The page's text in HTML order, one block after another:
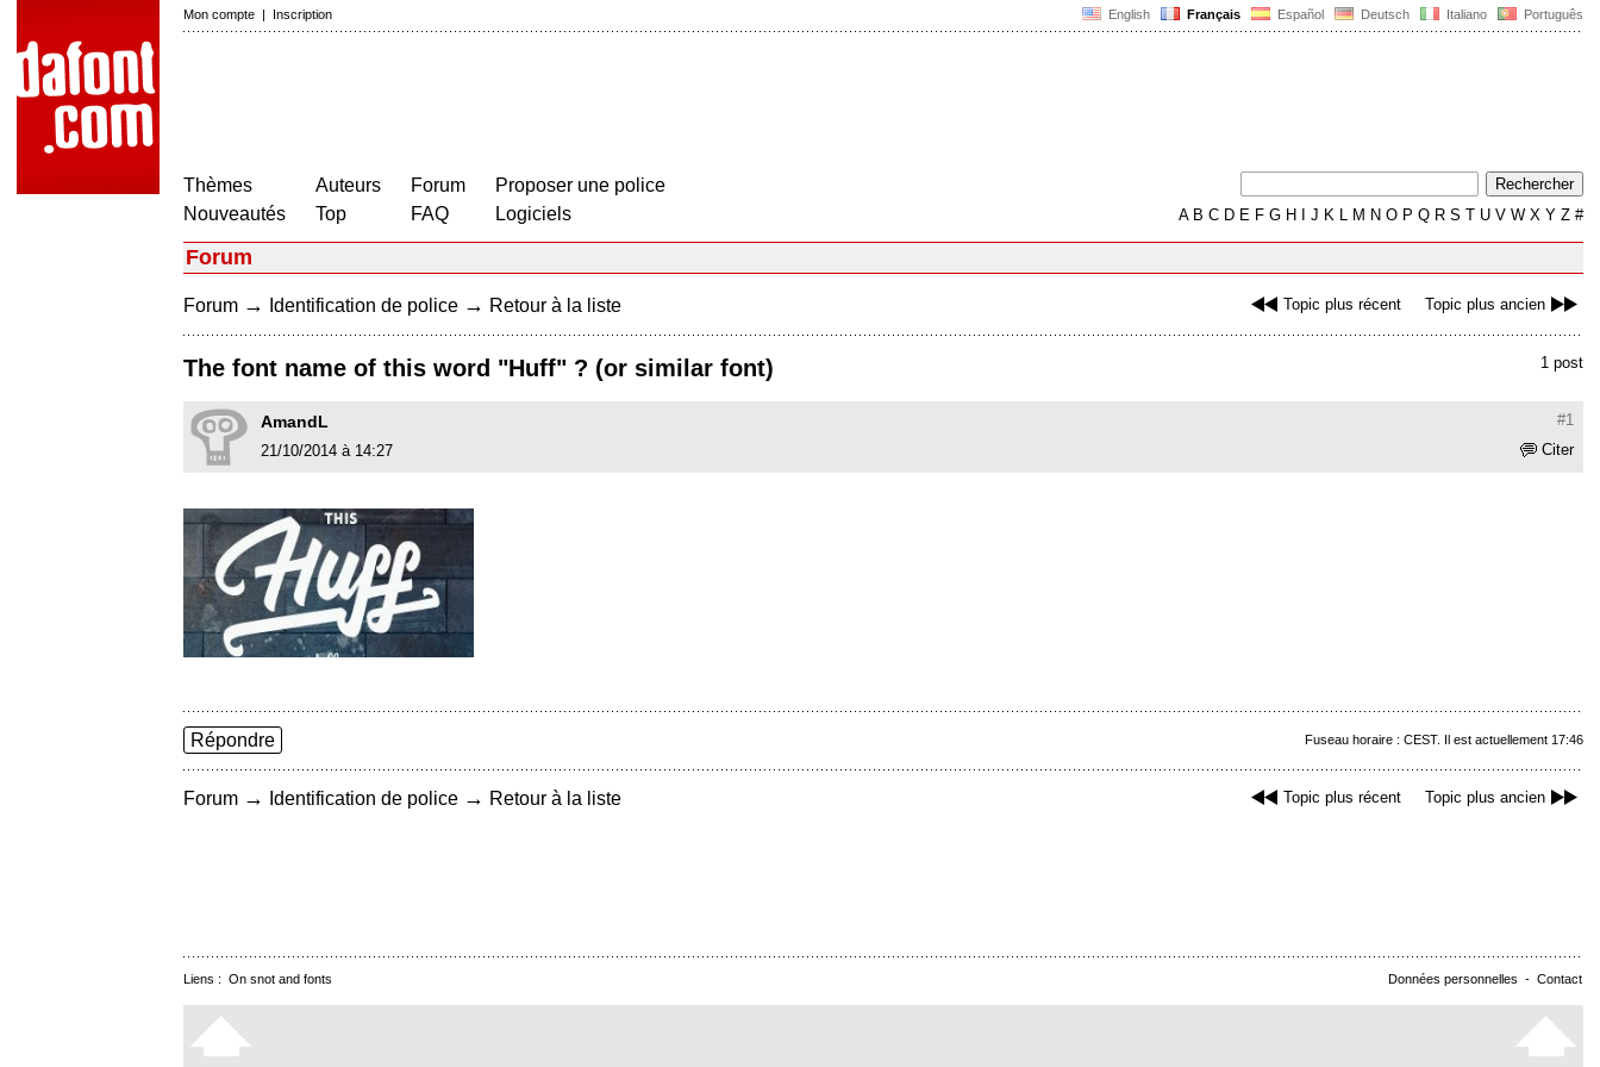
English Français Español Deutsch Italiano Português
Mon compte | Inscription
Thèmes
Nouveautés
Auteurs
Top
Forum
FAQ
Proposer une police
Logiciels
AB C D E F G H J K L M N O P Q R S T U V W X Y Z #
Forum
Topic plus récent Topic plus ancien
Forum → Identification de police → Retour à la liste
1 post
The font name of this word "Huff" ? (or similar font)
#1
AmandL
Citer
21/10/2014 à 14:27
Fuseau horaire : CEST. Il est actuellement 17:46
Répondre
Topic plus récent Topic plus ancien
Forum → Identification de police → Retour à la liste
Données personnelles - Contact
Liens : On snot and fonts